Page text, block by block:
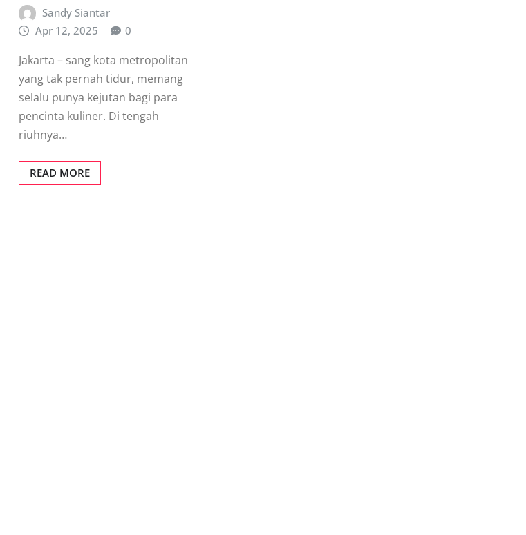
Sandy Siantar
Apr 12, 2025
0
Jakarta – sang kota metropolitan
yang tak pernah tidur, memang
selalu punya kejutan bagi para
pencinta kuliner. Di tengah
riuhnya…
READ MORE